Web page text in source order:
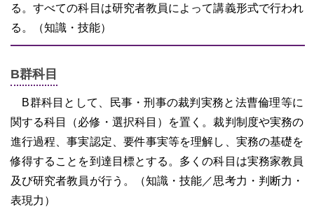
る。すべての科目は研究者教員によって講義形式で行われ
る。（知識・技能）
B群科目
B群科目として、民事・刑事の裁判実務と法曹倫理等に
関する科目（必修・選択科目）を置く。裁判制度や実務の
進行過程、事実認定、要件事実等を理解し、実務の基礎を
修得することを到達目標とする。多くの科目は実務家教員
及び研究者教員が行う。（知識・技能／思考力・判断力・
表現力）